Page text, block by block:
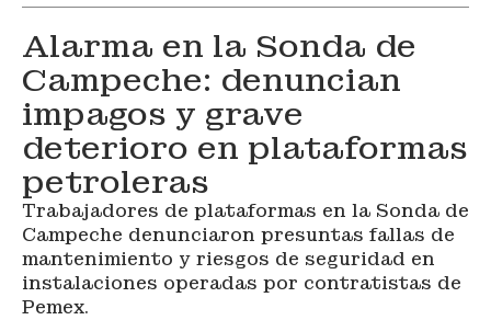
Alarma en la Sonda de
Campeche: denuncian
impagos y grave
deterioro en plataformas
petroleras
Trabajadores de plataformas en la Sonda de
Campeche denunciaron presuntas fallas de
mantenimiento y riesgos de seguridad en
instalaciones operadas por contratistas de
Pemex.